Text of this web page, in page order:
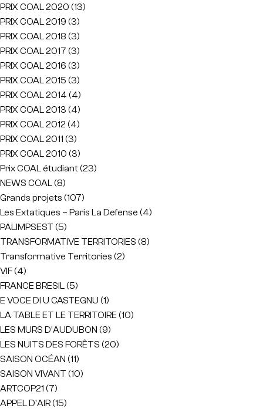
PRIX COAL 2020 (13)
PRIX COAL 2019 (3)
PRIX COAL 2018 (3)
PRIX COAL 2017 (3)
PRIX COAL 2016 (3)
PRIX COAL 2015 (3)
PRIX COAL 2014 (4)
PRIX COAL 2013 (4)
PRIX COAL 2012 (4)
PRIX COAL 2011 (3)
PRIX COAL 2010 (3)
Prix COAL étudiant(23)
NEWS COAL(8)
Grands projets (107)
Les Extatiques – Paris La Defense (4)
PALIMPSEST (5)
TRANSFORMATIVE TERRITORIES (8)
Transformative Territories (2)
VIF(4)
FRANCE BRESIL(5)
E VOCE DI U CASTEGNU (1)
LA TABLE ET LE TERRITOIRE (10)
LES MURS D'AUDUBON (9)
LES NUITS DES FORÊTS (20)
SAISON OCÉAN (11)
SAISON VIVANT (10)
ARTCOP21 (7)
APPEL D'AIR(15)